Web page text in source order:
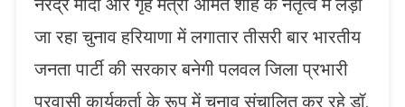
नरेंद्र मोदी और गृह मंत्री अमित शाह के नेतृत्व में लड़ा
जा रहा चुनाव हरियाणा में लगातार तीसरी बार भारतीय
जनता पार्टी की सरकार बनेगी पलवल जिला प्रभारी
प्रवासी कार्यकर्ता के रूप में चुनाव संचालित कर रहे डॉ.